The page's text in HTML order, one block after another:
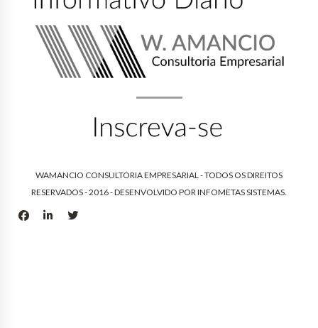
WAMANCIO CONSULTORIA EMPRESARIAL - TODOS OS DIREITOS
RESERVADOS - 2016 - DESENVOLVIDO PORINFOMETAS SISTEMAS.